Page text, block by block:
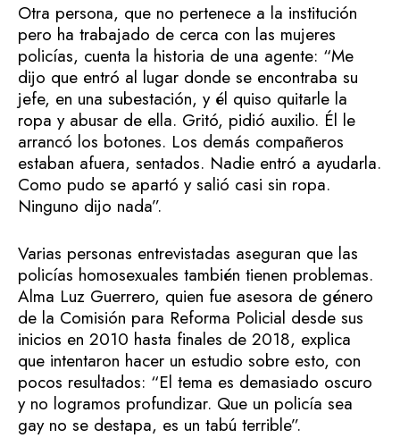
Otra persona, que no pertenece a la institución
pero ha trabajado de cerca con las mujeres
policías, cuenta la historia de una agente: “Me
dijo que entró al lugar donde se encontraba su
jefe, en una subestación, y él quiso quitarle la
ropa y abusar de ella. Gritó, pidió auxilio. Él le
arrancó los botones. Los demás compañeros
estaban afuera, sentados. Nadie entró a ayudarla.
Como pudo se apartó y salió casi sin ropa.
Ninguno dijo nada”.
Varias personas entrevistadas aseguran que las
policías homosexuales también tienen problemas.
Alma Luz Guerrero, quien fue asesora de género
de la Comisión para Reforma Policial desde sus
inicios en 2010 hasta finales de 2018, explica
que intentaron hacer un estudio sobre esto, con
pocos resultados: “El tema es demasiado oscuro
y no logramos profundizar. Que un policía sea
gay no se destapa, es un tabú terrible”.